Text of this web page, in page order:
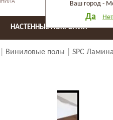
Ваш город -
Да Нет
НАСТЕННЫЕ ПОКРЫТИЯ
Виниловые полы SPC